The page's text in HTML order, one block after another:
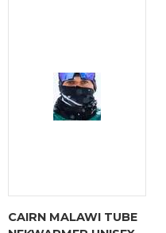
CAIRN MALAWI TUBE